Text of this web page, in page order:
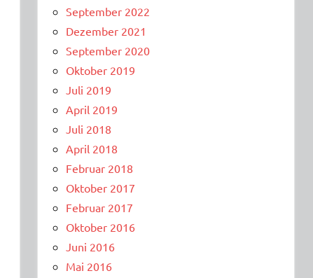
September 2022
Dezember 2021
September 2020
Oktober 2019
Juli 2019
April 2019
Juli 2018
April 2018
Februar 2018
Oktober 2017
Februar 2017
Oktober 2016
Juni 2016
Mai 2016